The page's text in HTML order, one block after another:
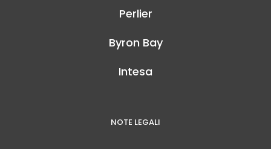
Perlier
Byron Bay
Intesa
NOTE LEGALI